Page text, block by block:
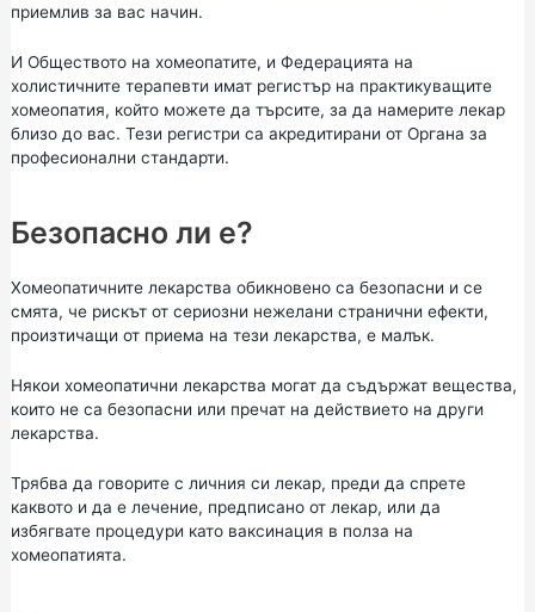
приемлив за вас начин.
И Обществото на хомеопатите, и Федерацията на
холистичните терапевти имат регистър на практикуващите
хомеопатия, който можете да търсите, за да намерите лекар
близо до вас. Тези регистри са акредитирани от Органа за
професионални стандарти.
Безопасно ли е?
Хомеопатичните лекарства обикновено са безопасни и се
смята, че рискът от сериозни нежелани странични ефекти,
произтичащи от приема на тези лекарства, е малък.
Някои хомеопатични лекарства могат да съдържат вещества,
които не са безопасни или пречат на действието на други
лекарства.
Трябва да говорите с личния си лекар, преди да спрете
каквото и да е лечение, предписано от лекар, или да
избягвате процедури като ваксинация в полза на
хомеопатията.